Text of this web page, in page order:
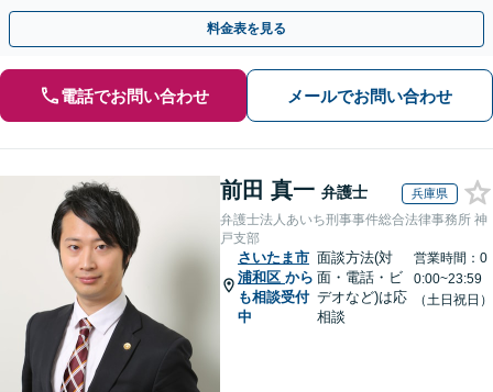
てサポートします【夜間・休日面談可】
料金表を見る
電話でお問い合わせ メールでお問い合わせ
前田 真一 弁護士 兵庫県
弁護士法人あいち刑事事件総合法律事務所 神
戸支部
さいたま市
浦和区 から
も相談受付
中
面談方法(対
面・電話・ビ
デオなど)は応
相談
営業時間：0
0:00~23:59
（土日祝日）